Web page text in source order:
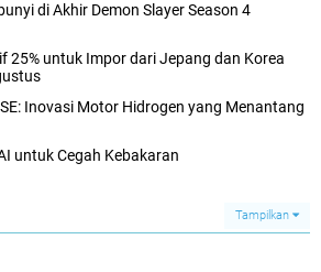
di Akhir Demon Slayer Season 4
25% untuk Impor dari Jepang dan Korea
Inovasi Motor Hidrogen yang Menantang
untuk Cegah Kebakaran
Tampilkan